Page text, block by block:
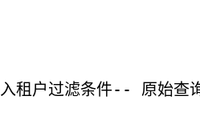
入租户过滤条件-- 原